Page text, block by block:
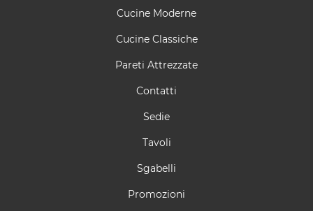
Cucine Moderne
Cucine Classiche
Pareti Attrezzate
Contatti
Sedie
Tavoli
Sgabelli
Promozioni